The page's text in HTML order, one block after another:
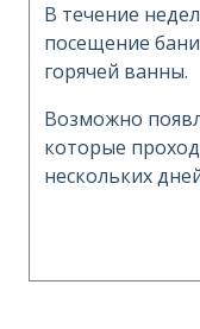
В течение
посещение
горячей ванны.
Возможно
которые
нескольких